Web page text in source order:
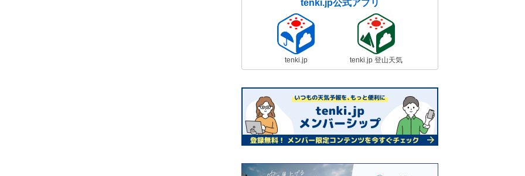
tenki.jp公式アプリ
tenki.jp tenki.jp 登山天気